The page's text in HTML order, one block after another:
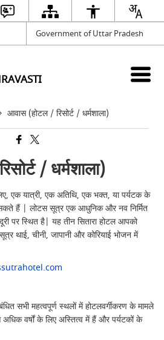
Government of Uttar Pradesh
आवास (होटल / रिसोर्ट / धर्मशाला)
/ धर्मशाला)
एक यात्री, एक अतिथि, एक भक्त, या पर्यटक के
हैं | लोटस सूत्र एक आधुनिक और नव निर्मित
पर स्थित है| यह तीन सितारा होटल आपको
थाई, चीनी, जापानी और कोरियाई भोजन में
सभी महत्वपूर्ण स्थलों में होटलवर्गीकरण के मामले
वर्षों के लिए अस्तित्व में हैं और पर्यटकों के